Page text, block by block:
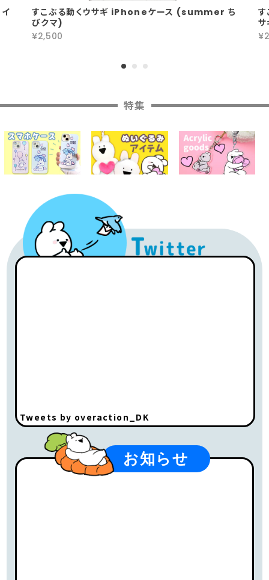
すこぶる動くウサギ iPhoneケース (summer ち
びクマ)
¥2,500
特集
Tweets by overaction_DK
お知らせ